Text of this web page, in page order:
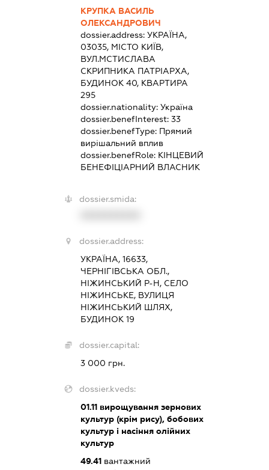
КРУПКА ВАСИЛЬ
ОЛЕКСАНДРОВИЧ
dossier.address:УКРАЇНА,
03035, МІСТО КИЇВ,
ВУЛ.МСТИСЛАВА
СКРИПНИКА ПАТРІАРХА,
БУДИНОК 40, КВАРТИРА
295
dossier.nationality:Україна
dossier.benefInterest:33
dossier.benefType: Прямий
вирішальний вплив
dossier.benefRole: КІНЦЕВИЙ
БЕНЕФІЦІАРНИЙ ВЛАСНИК
dossier.smida:
dossier.address:
УКРАЇНА, 16633,
ЧЕРНІГІВСЬКА ОБЛ.,
НІЖИНСЬКИЙ Р-Н, СЕЛО
НІЖИНСЬКЕ, ВУЛИЦЯ
НІЖИНСЬКИЙ ШЛЯХ,
БУДИНОК 19
dossier.capital:
3 000 грн.
dossier.kveds:
01.11 вирощування зернових
культур (крім рису), бобових
культур і насіння олійних
культур
49.41 вантажний